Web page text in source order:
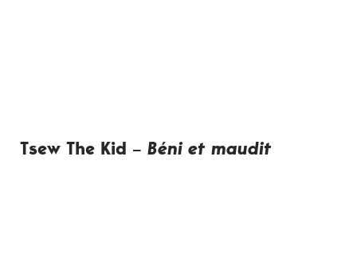
Tsew The Kid – Béni et maudit